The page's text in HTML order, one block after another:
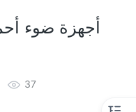
أجهزة ضوء
37